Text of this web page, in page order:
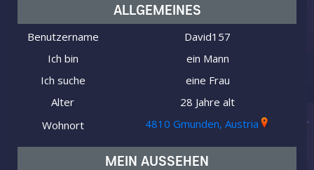
ALLGEMEINES
Benutzername
David157
Ich bin
ein Mann
Ich suche
eine Frau
Alter
28 Jahre alt
Wohnort
4810 Gmunden, Austria
MEIN AUSSEHEN